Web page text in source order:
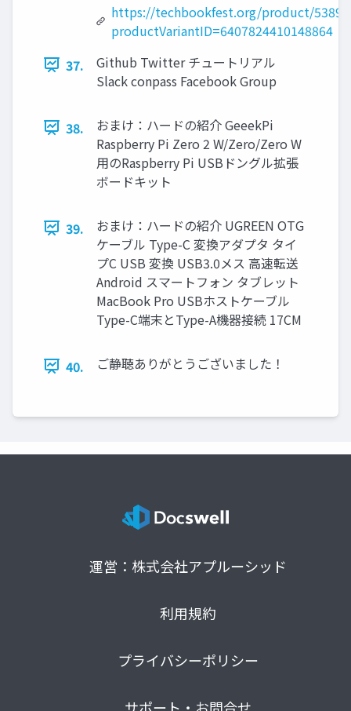
https://techbookfest.org/product/
productVariantID=6407824410148864
37.
Github Twitter チュートリアル
Slack conpass Facebook Group
38.
おまけ：ハードの紹介 GeeekPi
Raspberry Pi Zero 2 W/Zero/Zero W
用のRaspberry Pi USBドングル拡張
ボードキット
39.
おまけ：ハードの紹介 UGREEN OTG
ケーブル Type-C 変換アダプタ タイ
プC USB 変換 USB3.0メス 高速転送
Android スマートフォン タブレット
MacBook Pro USBホストケーブル
Type-C端末とType-A機器接続 17CM
40. ご静聴ありがとうございました！
運営：株式会社アプルーシッド
利用規約
プライバシーポリシー
サポート・お問合せ